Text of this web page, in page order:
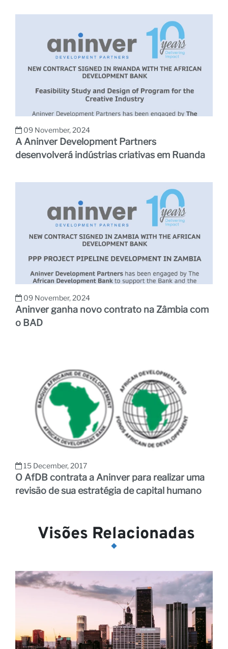
09 November, 2024
A Aninver Development Partners
desenvolverá indústrias criativas em Ruanda
09 November, 2024
Aninver ganha novo contrato na Zâmbia com
o BAD
15 December, 2017
O AfDB contrata a Aninver para realizar uma
revisão de sua estratégia de capital humano
Visões Relacionadas